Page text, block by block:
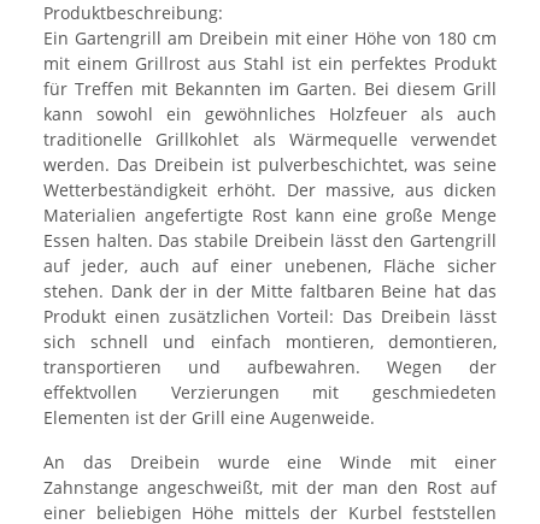
Produktbeschreibung:
Ein Gartengrill am Dreibein mit einer Höhe von 180 cm
mit einem Grillrost aus Stahl ist ein perfektes Produkt
für Treffen mit Bekannten im Garten. Bei diesem Grill
kann sowohl ein gewöhnliches Holzfeuer als auch
traditionelle Grillkohlet als Wärmequelle verwendet
werden. Das Dreibein ist pulverbeschichtet, was seine
Wetterbeständigkeit erhöht. Der massive, aus dicken
Materialien angefertigte Rost kann eine große Menge
Essen halten. Das stabile Dreibein lässt den Gartengrill
auf jeder, auch auf einer unebenen, Fläche sicher
stehen. Dank der in der Mitte faltbaren Beine hat das
Produkt einen zusätzlichen Vorteil: Das Dreibein lässt
sich schnell und einfach montieren, demontieren,
transportieren und aufbewahren. Wegen der
effektvollen Verzierungen mit geschmiedeten
Elementen ist der Grill eine Augenweide.
An das Dreibein wurde eine Winde mit einer
Zahnstange angeschweißt, mit der man den Rost auf
einer beliebigen Höhe mittels der Kurbel feststellen